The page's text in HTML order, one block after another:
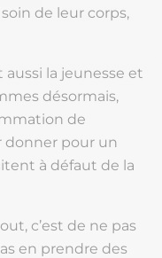
de leur corps,
la jeunesse et
désormais,
de
donner pour un
à défaut de la
c’est de ne pas
en prendre des